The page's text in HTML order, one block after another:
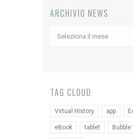
ARCHIVIO NEWS
Archivio
TAG CLOUD
Virtual History app
eBook tablet